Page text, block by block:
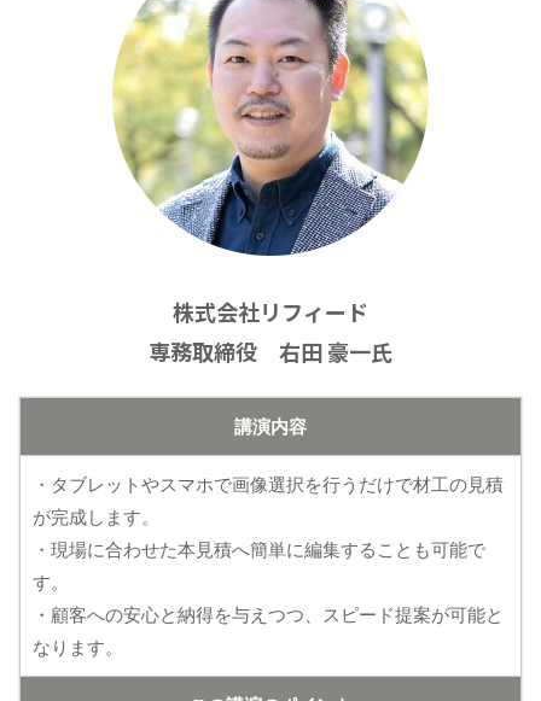
株式会社リフィード
専務取締役 右田 豪一氏
講演内容
・タブレットやスマホで画像選択を行うだけで材工の見積
が完成します。
・現場に合わせた本見積へ簡単に編集することも可能で
す。
・顧客への安心と納得を与えつつ、スピード提案が可能と
なります。